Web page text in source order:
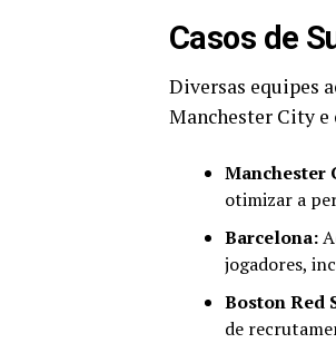
Casos de
Diversas equipes
Manchester City e
Manchester
otimizar a
Barcelona:
jogadores,
Boston Red
de